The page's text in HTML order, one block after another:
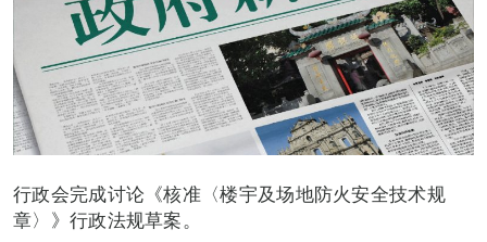
行政会完成讨论《核准〈楼宇及场地防火安全技术规
章〉》行政法规草案。